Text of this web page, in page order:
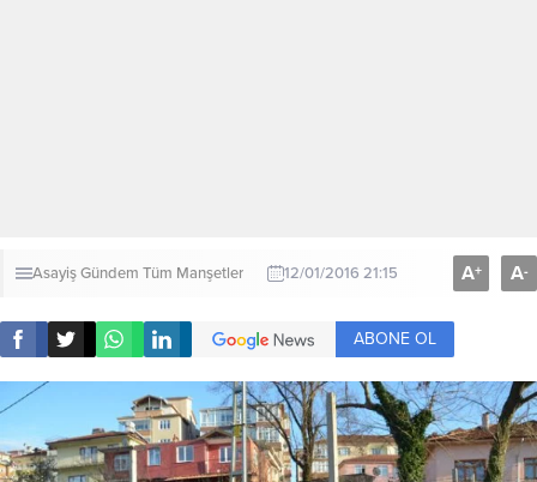
AsayişGündem Tüm Manşetler 12/01/2016 21:15 A+ A-
ABONE OL